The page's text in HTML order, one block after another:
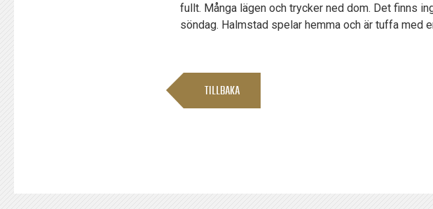
fullt. Många lägen och trycker ned dom. Det finns
söndag. Halmstad spelar hemma och är tuffa med
TILLBAKA